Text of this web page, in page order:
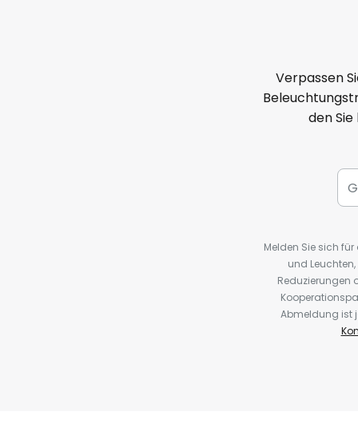
Verpassen
den
Melden Sie sich
und
Reduzierungen
Abmeldung ist